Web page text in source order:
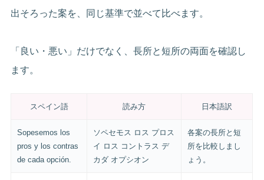
出そろった案を、同じ基準で並べて比べます。
「良い・悪い」だけでなく、長所と短所の両面を確認し
ます。
スペイン語 読み方 日本語訳
Sopesemos los
pros y los contras
de cada opción.
ソペセモス ロス プロス
イ ロス コントラス デ
カダ オプシオン
各案の長所と短
所を比較しまし
ょう。